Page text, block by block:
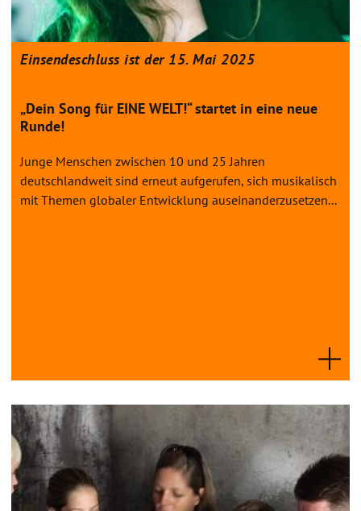
Einsendeschluss ist der 15. Mai 2025
„Dein Song für EINE WELT!“ startet in eine neue
Runde!
Junge Menschen zwischen 10 und 25 Jahren
deutschlandweit sind erneut aufgerufen, sich musikalisch
mit Themen globaler Entwicklung auseinanderzusetzen...